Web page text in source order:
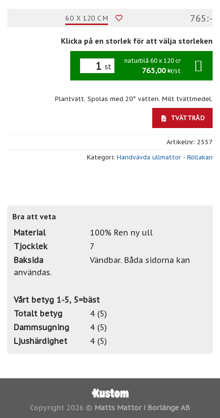
60 X 120 CM 765:-
Klicka på en storlek för att välja storleken
st
naturblå 60 x 120 cm
765,00 kr/st
Plantvätt. Spolas med 20° vatten. Milt tvättmedel.
TVÄTTRÅD
Artikelnr: 2557
Kategori: Handvävda ullmattor - Röllakan
Bra att veta
Material
100% Ren ny ull
Tjocklek
7
Baksida
Vändbar. Båda sidorna kan
användas.
Vårt betyg 1-5, 5=bäst
Totalt betyg
4 (5)
Dammsugning
4 (5)
Ljushärdighet
4 (5)
Copyright 2026 © Matts Mattor i Borlänge AB